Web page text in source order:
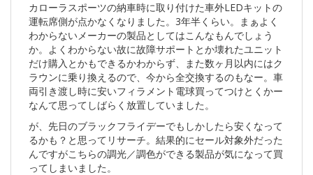
カローラスポーツの納車時に取り付けた車外LEDキットの
運転席側が点かなくなりました。3年半くらい。まぁよく
わからないメーカーの製品としてはこんなもんでしょう
か。よくわからない故に故障サポートとか壊れたユニット
だけ購入とかもできるかわからず、また数ヶ月以内にはク
ラウンに乗り換えるので、今から全交換するのもなー。車
両引き渡し時に安いフィラメント電球買ってつけとくかー
なんて思ってしばらく放置していました。
が、先日のブラックフライデーでもしかしたら安くなって
るかも？と思ってリサーチ。結果的にセール対象外だった
んですがこちらの調光／調色ができる製品が気になって買
ってしまいました。